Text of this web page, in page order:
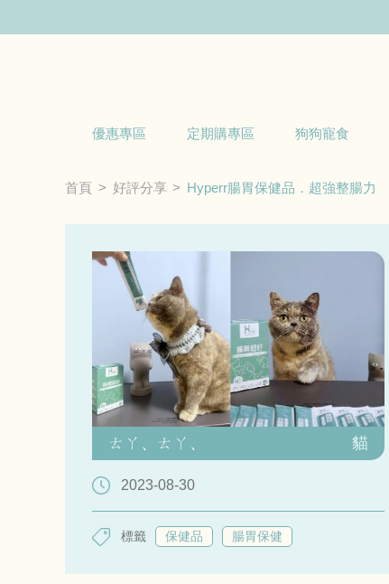
優惠專區 定期購專區 狗狗寵食
首頁 好評分享 Hyperr腸胃保健品．超強整腸力
ㄊㄚ、ㄊㄚ、 貓
2023-08-30
標籤 保健品 腸胃保健